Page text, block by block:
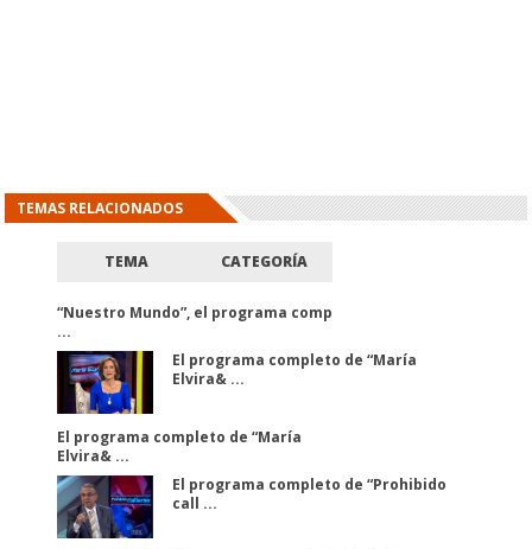
TEMAS RELACIONADOS
TEMA CATEGORÍA
“Nuestro Mundo”, el programa comp
...
El programa completo de “María
Elvira& ...
El programa completo de “María
Elvira& ...
El programa completo de “Prohibido
call ...